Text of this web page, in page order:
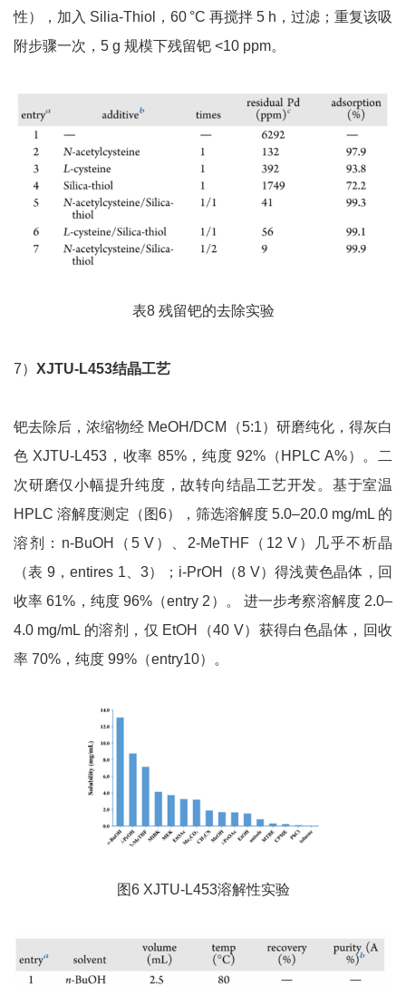
性），加入 Silia-Thiol，60 °C 再搅拌 5 h，过滤；重复该吸
附步骤一次，5 g 规模下残留钯 <10 ppm。
表8 残留钯的去除实验
7） XJTU-L453结晶工艺
钯去除后，浓缩物经 MeOH/DCM（5:1）研磨纯化，得灰白
色 XJTU-L453，收率 85%，纯度 92%（HPLC A%）。二
次研磨仅小幅提升纯度，故转向结晶工艺开发。基于室温
HPLC 溶解度测定（图6），筛选溶解度 5.0–20.0 mg/mL 的
溶剂：n-BuOH（5 V）、2-MeTHF（12 V）几乎不析晶
（表 9，entires 1、3）；i-PrOH（8 V）得浅黄色晶体，回
收率 61%，纯度 96%（entry 2）。 进一步考察溶解度 2.0–
4.0 mg/mL 的溶剂，仅 EtOH（40 V）获得白色晶体，回收
率 70%，纯度 99%（entry10）。
图6 XJTU-L453溶解性实验